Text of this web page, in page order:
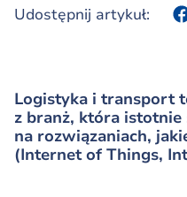
Udostępnij artykuł:
Logistyka i transport
z branż, która istotnie
na rozwiązaniach,
(Internet of Things,